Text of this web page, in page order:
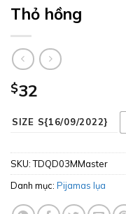
Thỏ hồng
$32
SIZE S{16/09/2022}
SKU:TDQD03MMaster
Danh mục: Pijamas lụa